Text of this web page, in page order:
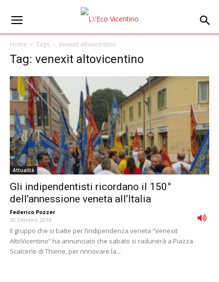
Home Tags Venexit altovicentino
Tag: venexit altovicentino
Attualità
Gli indipendentisti ricordano il 150°
dell’annessione veneta all’Italia
Federico Pozzer -
20 Ottobre 2016
Il gruppo che si batte per l’indipendenza veneta “Venexit
AltoVicentino” ha annunciato che sabato si radunerà a Piazza
Scalcerle di Thiene, per rinnovare la...